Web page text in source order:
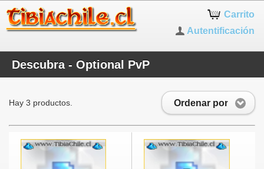
Carrito
Autentificación
Descubra - Optional PvP
Ordenar por
Hay 3 productos.